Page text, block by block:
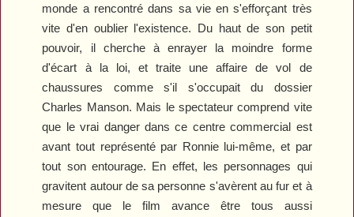
monde a rencontré dans sa vie en s'efforçant très
vite d'en oublier l'existence. Du haut de son petit
pouvoir, il cherche à enrayer la moindre forme
d'écart à la loi, et traite une affaire de vol de
chaussures comme s'il s'occupait du dossier
Charles Manson. Mais le spectateur comprend vite
que le vrai danger dans ce centre commercial est
avant tout représenté par Ronnie lui-même, et par
tout son entourage. En effet, les personnages qui
gravitent autour de sa personne s'avèrent au fur et à
mesure que le film avance être tous aussi